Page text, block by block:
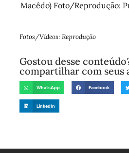
Macêdo) Foto/Reprodução:
Fotos/Vídeos: Reprodução
Gostou desse
compartilhar com seus
WhatsApp Facebook
LinkedIn